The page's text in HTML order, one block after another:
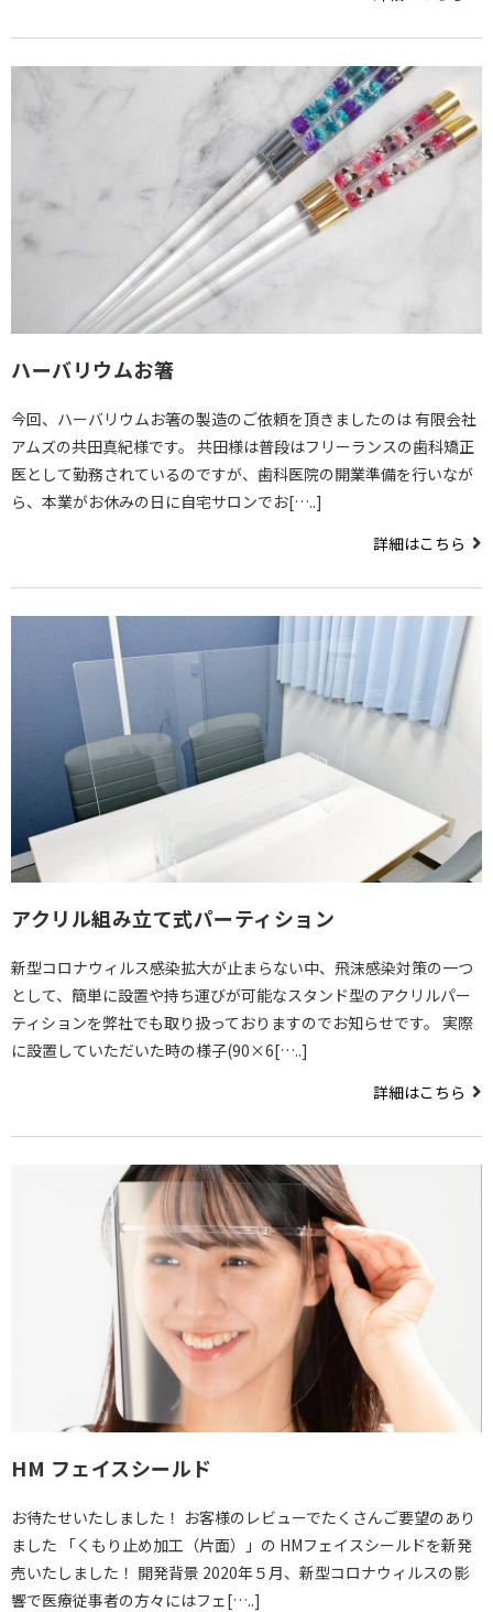
ハーバリウムお箸
今回、ハーバリウムお箸の製造のご依頼を頂きましたのは 有限会社
アムズの共田真紀様です。 共田様は普段はフリーランスの歯科矯正
医として勤務されているのですが、歯科医院の開業準備を行いなが
ら、本業がお休みの日に自宅サロンでお[…..]
詳細はこちら
アクリル組み立て式パーティション
新型コロナウィルス感染拡大が止まらない中、飛沫感染対策の一つ
として、簡単に設置や持ち運びが可能なスタンド型のアクリルパー
ティションを弊社でも取り扱っておりますのでお知らせです。 実際
に設置していただいた時の様子(90×6[…..]
詳細はこちら
HM フェイスシールド
お待たせいたしました！ お客様のレビューでたくさんご要望のあり
ました 「くもり止め加工（片面）」の HMフェイスシールドを新発
売いたしました！ 開発背景 2020年５月、新型コロナウィルスの影
響で医療従事者の方々にはフェ[…..]